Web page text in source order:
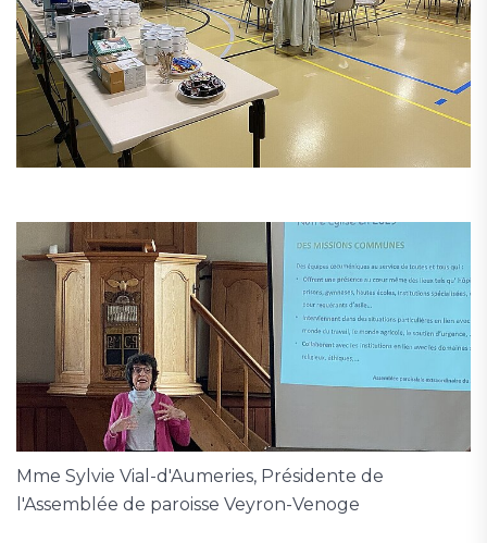
Mme Sylvie Vial-d'Aumeries, Présidente de
l'Assemblée de paroisse Veyron-Venoge